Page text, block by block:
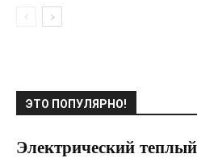
ЭТО ПОПУЛЯРНО!
Электрический